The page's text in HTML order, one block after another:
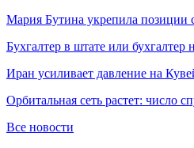
Мария Бутина укрепила позиции
Бухгалтер в штате или бухгалтер
Иран усиливает давление на
Орбитальная сеть растет: число
Все новости